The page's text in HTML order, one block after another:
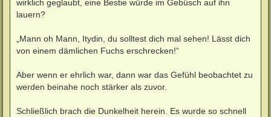
wirklich geglaubt, eine Bestie würde im Gebüsch auf ihn
lauern?
„Mann oh Mann, Itydin, du solltest dich mal sehen! Lässt dich
von einem dämlichen Fuchs erschrecken!“
Aber wenn er ehrlich war, dann war das Gefühl beobachtet zu
werden beinahe noch stärker als zuvor.
Schließlich brach die Dunkelheit herein. Es wurde so schnell